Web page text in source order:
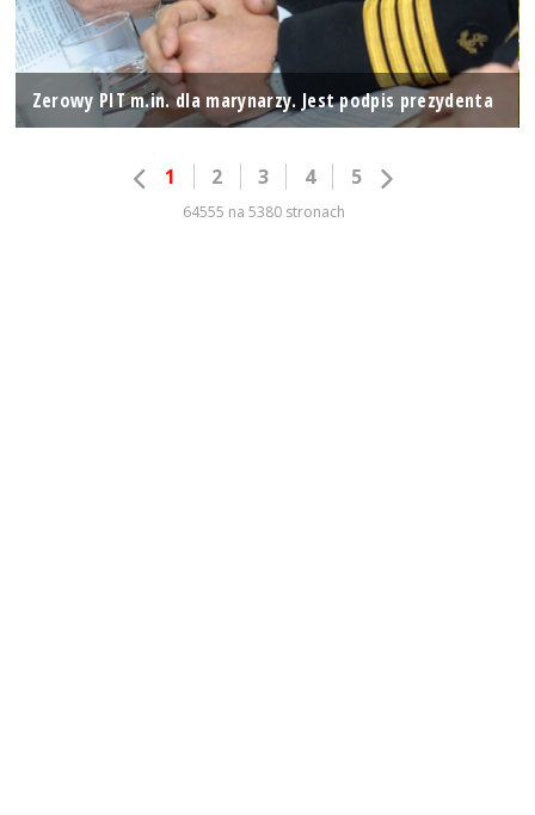
Zerowy PIT m.in. dla marynarzy. Jest podpis prezydenta
1 2 3 4 5
64555 na 5380 stronach